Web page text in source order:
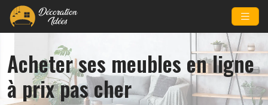
Acheter ses meubles en ligne
à prix pas cher